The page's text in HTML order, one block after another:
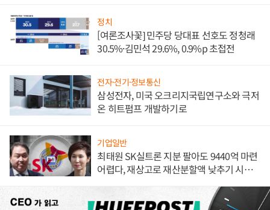
정치
[여론조사꽃] 민주당 당대표 선호도 정청래
30.5%·김민석 29.6%, 0.9%p 초접전
전자·전기·정보통신
삼성전자, 미국 오크리지국립연구소와 극저
온 히트펌프 개발하기로
기업일반
최태원 SK실트론 지분 팔아도 9440억 마련
어렵다, 재상고로 재산분할액 낮추기 시도